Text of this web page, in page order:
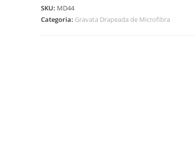
SKU: MD44
Categoria: Gravata Drapeada de Microfibra